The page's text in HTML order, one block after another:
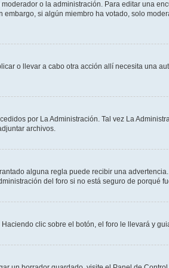
o la administración. Para editar una
si algún miembro ha votado, solo
o llevar a cabo otra acción allí necesita una
por La Administración. Tal vez La
archivos.
alguna regla puede recibir una
del foro si no está seguro de porqué
clic sobre el botón, el foro le llevará y